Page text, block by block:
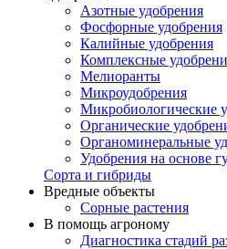
Азотные удобрения
Фосфорные удобрения
Калийные удобрения
Комплексные
Мелиоранты
Микроудобрения
Микробиологические
Органические
Органоминеральные
Удобрения на основе
Сорта и гибриды
Вредные объекты
Сорные растения
В помощь агроному
Диагностика стадий